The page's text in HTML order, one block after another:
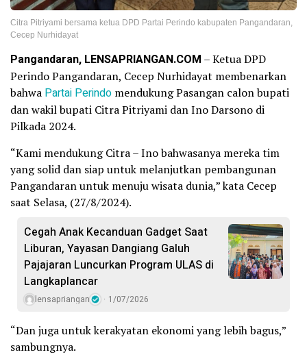
Citra Pitriyami bersama ketua DPD Partai Perindo kabupaten Pangandaran,
Cecep Nurhidayat
Pangandaran, LENSAPRIANGAN.COM – Ketua DPD
Perindo Pangandaran, Cecep Nurhidayat membenarkan
bahwa Partai Perindo mendukung Pasangan calon bupati
dan wakil bupati Citra Pitriyami dan Ino Darsono di
Pilkada 2024.
“Kami mendukung Citra – Ino bahwasanya mereka tim
yang solid dan siap untuk melanjutkan pembangunan
Pangandaran untuk menuju wisata dunia,” kata Cecep
saat Selasa, (27/8/2024).
Cegah Anak Kecanduan Gadget Saat
Liburan, Yayasan Dangiang Galuh
Pajajaran Luncurkan Program ULAS di
Langkaplancar
lensapriangan 1/07/2026
“Dan juga untuk kerakyatan ekonomi yang lebih bagus,”
sambungnya.